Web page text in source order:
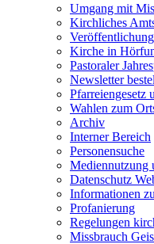
Umgang mit
Kirchliches
Kirche in
Pastoraler
Newsletter
Pfarreiengesetz
Wahlen zum
Archiv
Interner Bereich
Personensuche
Mediennutzung
Datenschutz
Informationen
Profanierung
Regelungen
Missbrauch